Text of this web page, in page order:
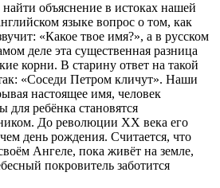
объяснение в истоках нашей
языке вопрос о том, как
«Какое твое имя?», а в русском
деле эта существенная разница
корни. В старину ответ на такой
«Соседи Петром кличут». Наши
настоящее имя, человек
для ребёнка становятся
До революции ХХ века его
день рождения. Считается, что
Ангеле, пока живёт на земле,
покровитель заботится